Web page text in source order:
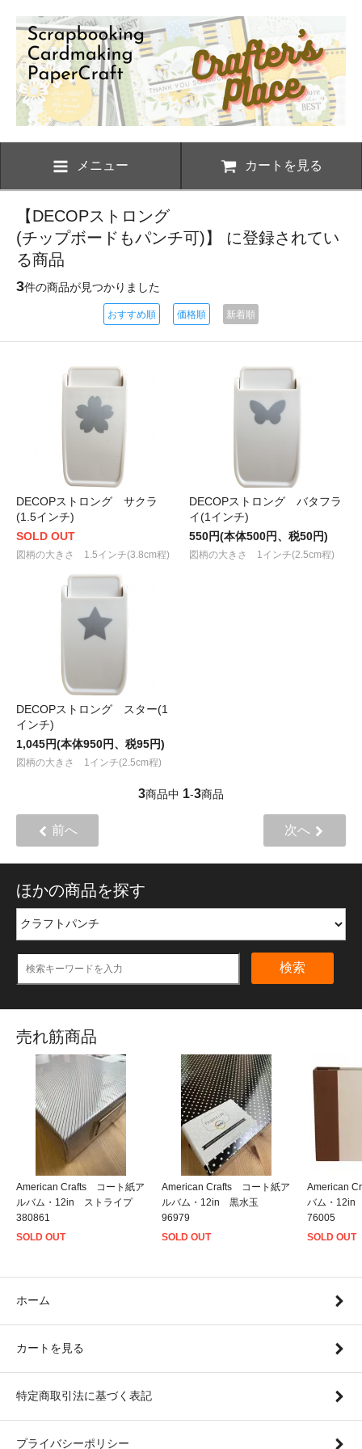
メニュー カートを見る
【DECOPストロング
(チップボードもパンチ可)】 に登録されてい
る商品
3件の商品が見つかりました
おすすめ順 価格順 新着順
DECOPストロング サクラ
(1.5インチ)
SOLD OUT
図柄の大きさ 1.5インチ(3.8cm程)
DECOPストロング バタフラ
イ(1インチ)
550円(本体500円、税50円)
図柄の大きさ 1インチ(2.5cm程)
DECOPストロング スター(1
インチ)
1,045円(本体950円、税95円)
図柄の大きさ 1インチ(2.5cm程)
3商品中 1-3商品
前へ 次へ
ほかの商品を探す
検索
売れ筋商品
American Crafts コート紙ア
ルバム・12in ストライプ
380861
SOLD OUT
American Crafts コート紙ア
ルバム・12in 黒水玉
96979
SOLD OUT
American
バム・
76005
SOLD OUT
ホーム
カートを見る
特定商取引法に基づく表記
プライバシーポリシー